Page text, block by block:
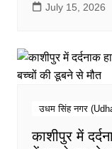
July 15, 2026
उधम सिंह नगर
काशीपुर में